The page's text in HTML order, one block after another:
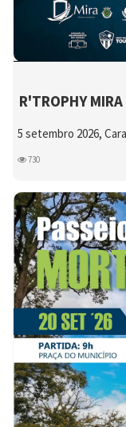
R'TROPHY
5 setembro 2026,
730